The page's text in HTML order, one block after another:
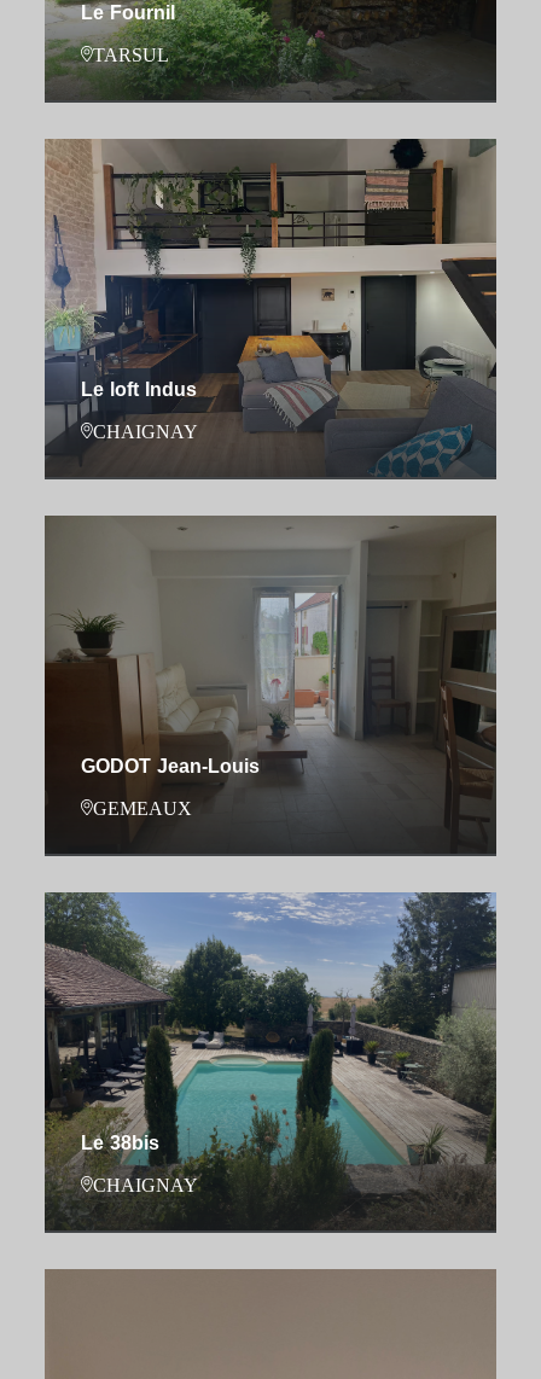
Le Fournil
TARSUL
Le loft Indus
CHAIGNAY
GODOT Jean-Louis
GEMEAUX
Le 38bis
CHAIGNAY